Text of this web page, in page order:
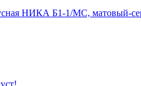
НИКА Б1-1/МС, матовый-